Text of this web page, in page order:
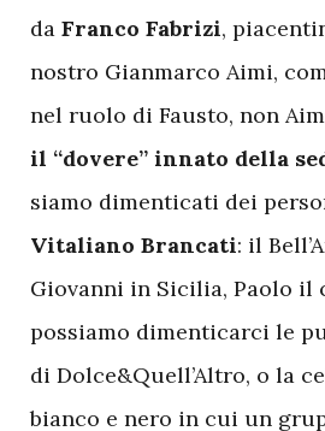
da Franco Fabrizi,
nostro Gianmarco Aimi,
nel ruolo di Fausto, non
il “dovere” innato della
siamo dimenticati dei
Vitaliano Brancati: il
Giovanni in Sicilia, Paolo il
possiamo dimenticarci le
di Dolce&Quell’Altro, o la
bianco e nero in cui un